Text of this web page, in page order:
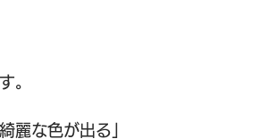
。
麗な色が出る」